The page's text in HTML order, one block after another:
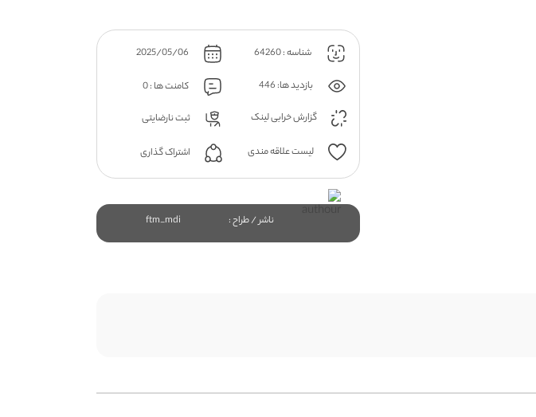
شناسه : 64260
بازدید ها: 446
کامنت ها : 0
گزارش خرابی لینک
ثبت نارضایتی
لیست علاقه مندی اشتراک گذاری
ناشر / طراح : ftm_mdi